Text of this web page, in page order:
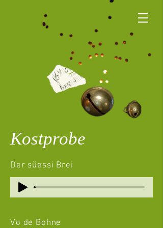
Kostprobe
Der süessi Brei
Vo de Bohne